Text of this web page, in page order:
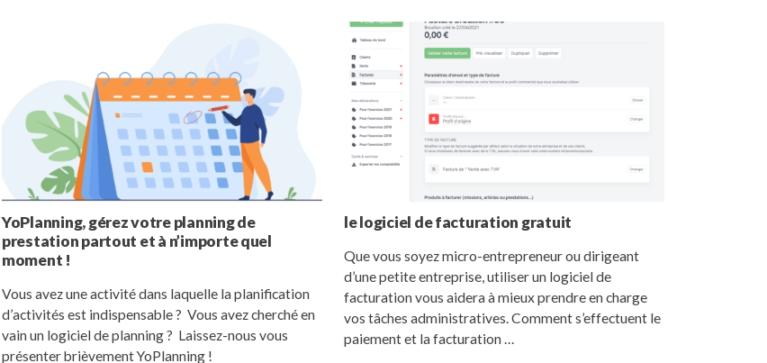
YoPlanning, gérez votre planning de
prestation partout et à n’importe quel
moment !
Vous avez une activité dans laquelle la planification
d’activités est indispensable ? Vous avez cherché en
vain un logiciel de planning ? Laissez-nous vous
présenter brièvement YoPlanning !
le logiciel de facturation gratuit
Que vous soyez micro-entrepreneur ou dirigeant
d’une petite entreprise, utiliser un logiciel de
facturation vous aidera à mieux prendre en charge
vos tâches administratives. Comment s’effectuent le
paiement et la facturation …